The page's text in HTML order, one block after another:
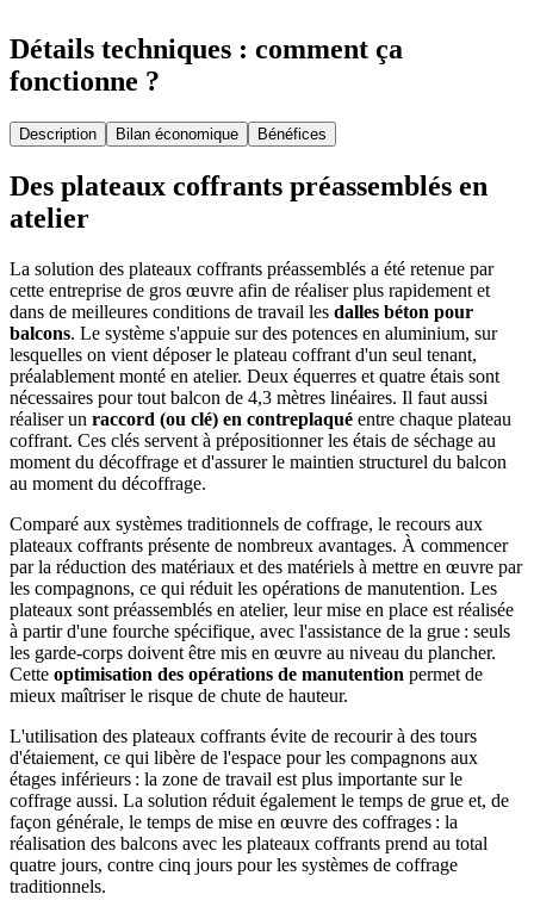
Détails techniques : comment ça
fonctionne ?
Description Bilan économique Bénéfices
Des plateaux coffrants préassemblés en
atelier
La solution des plateaux coffrants préassemblés a été retenue par
cette entreprise de gros œuvre afin de réaliser plus rapidement et
dans de meilleures conditions de travail les dalles béton pour
balcons. Le système s'appuie sur des potences en aluminium, sur
lesquelles on vient déposer le plateau coffrant d'un seul tenant,
préalablement monté en atelier. Deux équerres et quatre étais sont
nécessaires pour tout balcon de 4,3 mètres linéaires. Il faut aussi
réaliser un raccord (ou clé) en contreplaqué entre chaque plateau
coffrant. Ces clés servent à prépositionner les étais de séchage au
moment du décoffrage et d'assurer le maintien structurel du balcon
au moment du décoffrage.
Comparé aux systèmes traditionnels de coffrage, le recours aux
plateaux coffrants présente de nombreux avantages. À commencer
par la réduction des matériaux et des matériels à mettre en œuvre par
les compagnons, ce qui réduit les opérations de manutention. Les
plateaux sont préassemblés en atelier, leur mise en place est réalisée
à partir d'une fourche spécifique, avec l'assistance de la grue : seuls
les garde-corps doivent être mis en œuvre au niveau du plancher.
Cette optimisation des opérations de manutention permet de
mieux maîtriser le risque de chute de hauteur.
L'utilisation des plateaux coffrants évite de recourir à des tours
d'étaiement, ce qui libère de l'espace pour les compagnons aux
étages inférieurs : la zone de travail est plus importante sur le
coffrage aussi. La solution réduit également le temps de grue et, de
façon générale, le temps de mise en œuvre des coffrages : la
réalisation des balcons avec les plateaux coffrants prend au total
quatre jours, contre cinq jours pour les systèmes de coffrage
traditionnels.